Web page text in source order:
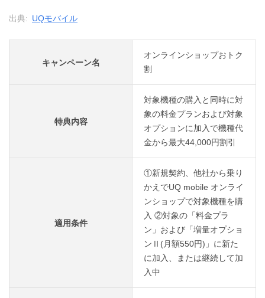
出典: UQモバイル
キャンペーン名
オンラインショップおトク
割
特典内容
対象機種の購入と同時に対
象の料金プランおよび対象
オプションに加入で機種代
金から最大44,000円割引
適用条件
①新規契約、他社から乗り
かえでUQ mobile オンライ
ンショップで対象機種を購
入 ②対象の「料金プラ
ン」および「増量オプショ
ンⅡ(月額550円)」に新た
に加入、または継続して加
入中